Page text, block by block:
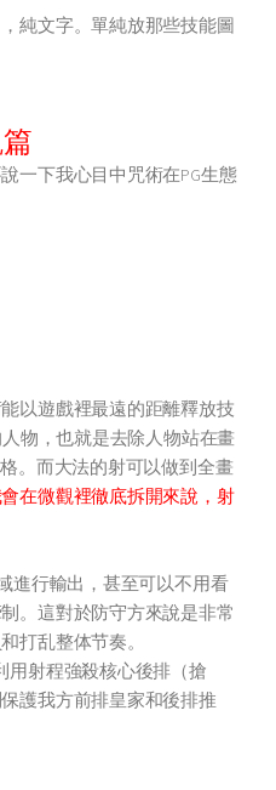
純文字。單純放那些技能圖
一下我心目中咒術在PG生態
以遊戲裡最遠的距離釋放技
物，也就是去除人物站在畫
。而大法的射可以做到全畫
會在微觀裡徹底拆開來說，射
進行輸出，甚至可以不用看
。這對於防守方來說是非常
打乱整体节奏。
用射程強殺核心後排（搶
護我方前排皇家和後排推